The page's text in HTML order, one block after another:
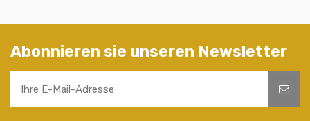
Abonnieren sie unseren Newsletter